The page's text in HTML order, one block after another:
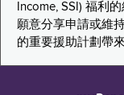
Income, SSI) 福利
願意分享申請或維
的重要援助計劃帶來